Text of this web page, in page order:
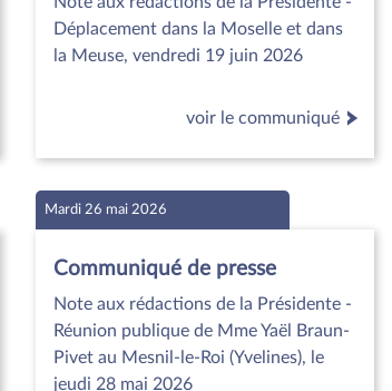
Déplacement dans la Moselle et dans
la Meuse, vendredi 19 juin 2026
voir le communiqué
Mardi 26 mai 2026
Communiqué de presse
Note aux rédactions de la Présidente -
Réunion publique de Mme Yaël Braun-
Pivet au Mesnil-le-Roi (Yvelines), le
jeudi 28 mai 2026